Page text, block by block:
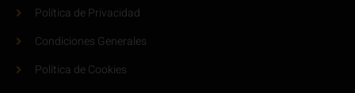
Política de Privacidad
Condiciones Generales
Política de Cookies